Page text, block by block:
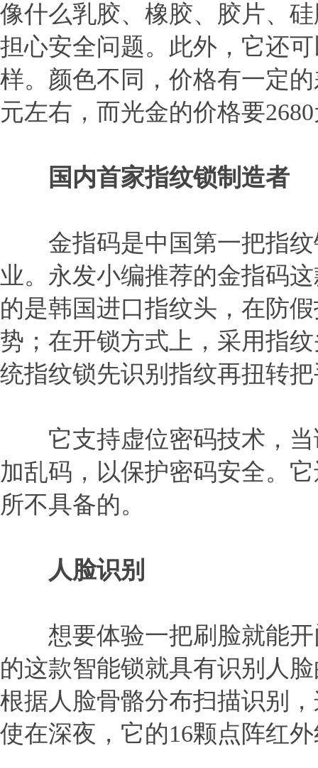
像什么乳胶、橡胶、胶片、
担心安全问题。此外，它还
样。颜色不同，价格有一定
元左右，而光金的价格要
国内首家指纹锁制造者
金指码是中国第一把指纹
业。永发小编推荐的金指码
的是韩国进口指纹头，在防
势；在开锁方式上，采用指
统指纹锁先识别指纹再扭转
它支持虚位密码技术，当
加乱码，以保护密码安全。
所不具备的。
人脸识别
想要体验一把刷脸就能开
的这款智能锁就具有识别人
根据人脸骨骼分布扫描识别
使在深夜，它的16颗点阵红